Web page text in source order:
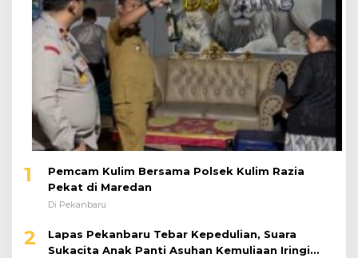
1
Pemcam Kulim Bersama Polsek Kulim Razia
Pekat di Maredan
Di Pekanbaru
2
Lapas Pekanbaru Tebar Kepedulian, Suara
Sukacita Anak Panti Asuhan Kemuliaan Iringi